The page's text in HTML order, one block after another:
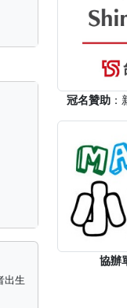
出生
冠名贊助
協辦